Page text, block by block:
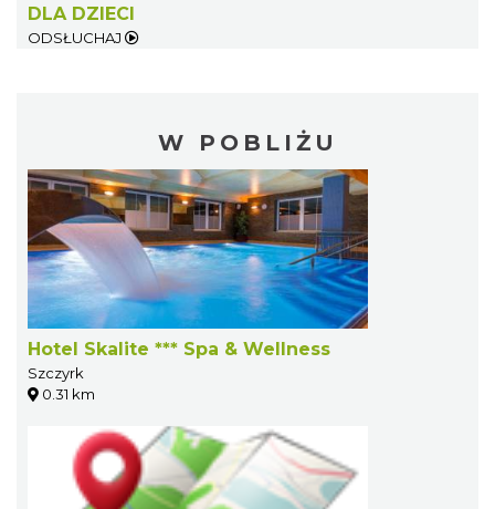
DLA DZIECI
ODSŁUCHAJ
W POBLIŻU
Hotel Skalite *** Spa & Wellness
Szczyrk
0.31 km